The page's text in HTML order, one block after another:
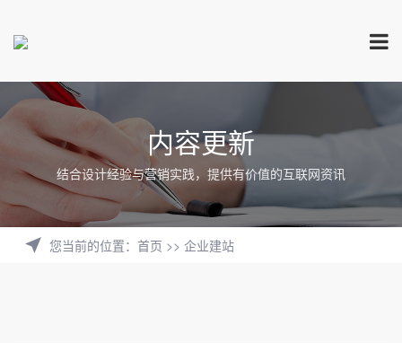
内容更新
结合设计经验与营销实践，提供有价值的互联网资讯
您当前的位置： 首页 >> 企业建站